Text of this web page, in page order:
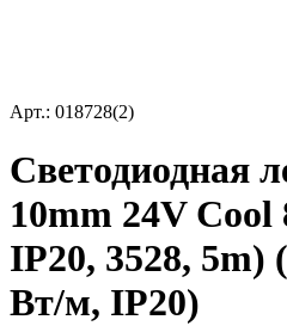
Арт.: 018728(2)
Светодиодная
10mm 24V
IP20, 3528, 5m)
Вт/м, IP20)